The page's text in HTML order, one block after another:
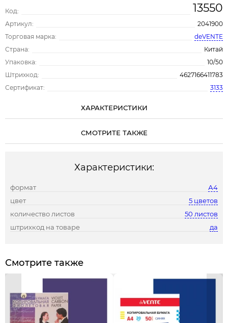
Код: 13550
Артикул:
2041900
Торговая марка:
deVENTE
Страна:
Китай
Упаковка:
10/50
Штрихкод:
4627166411783
Сертификат:
3133
ХАРАКТЕРИСТИКИ
СМОТРИТЕ ТАКЖЕ
Характеристики:
формат
А4
цвет
5 цветов
количество листов
50 листов
штрихкод на товаре
да
Смотрите также